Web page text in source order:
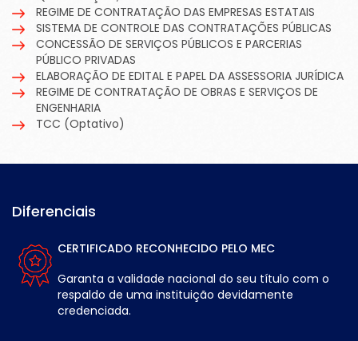
REGIME DE CONTRATAÇÃO DAS EMPRESAS ESTATAIS
SISTEMA DE CONTROLE DAS CONTRATAÇÕES PÚBLICAS
CONCESSÃO DE SERVIÇOS PÚBLICOS E PARCERIAS
PÚBLICO PRIVADAS
ELABORAÇÃO DE EDITAL E PAPEL DA ASSESSORIA JURÍDICA
REGIME DE CONTRATAÇÃO DE OBRAS E SERVIÇOS DE
ENGENHARIA
TCC (Optativo)
Diferenciais
CERTIFICADO RECONHECIDO PELO MEC
Garanta a validade nacional do seu título com o
respaldo de uma instituição devidamente
credenciada.